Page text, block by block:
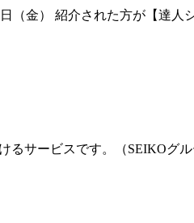
（金） 紹介された方が【達人
サービスです。（SEIKOグ